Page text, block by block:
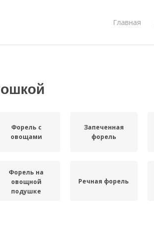
Главная
Форель с
овощами
Запеченная
форель
Форель на
овощной
подушке
Речная форель